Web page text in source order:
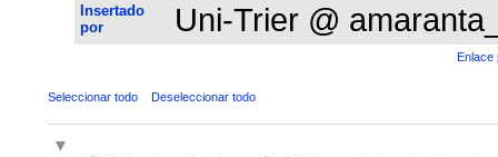
Insertado
por
Uni-Trier @
Enlace
Seleccionar todo Deseleccionar todo